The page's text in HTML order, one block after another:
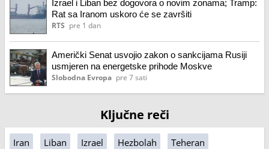
Izrael i Liban bez dogovora o novim zonama; Tramp:
Rat sa Iranom uskoro će se završiti
RTS pre 1 dan
Američki Senat usvojio zakon o sankcijama Rusiji
usmjeren na energetske prihode Moskve
Slobodna Evropa pre 7 sati
Ključne reči
Iran Liban Izrael Hezbolah Teheran